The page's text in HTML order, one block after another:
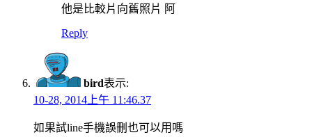
他是比較片向舊照片 阿
Reply
bird表示:
10-28, 2014上午 11:46.37
如果試line手機誤刪也可以用嗎